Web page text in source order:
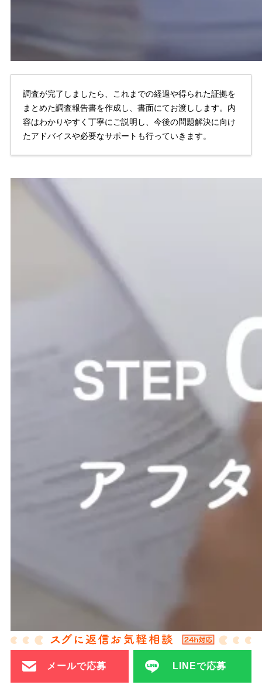
調査が完了しましたら、これまでの経過や得られた証拠を
まとめた調査報告書を作成し、書面にてお渡しします。内
容はわかりやすく丁寧にご説明し、今後の問題解決に向け
たアドバイスや必要なサポートも行っていきます。
T.L探偵事務所では、調査が終わってからが本当のお付き合
いだと考えています。専任カウンセラーとともに、今後の
メールで応募 LINEで応募